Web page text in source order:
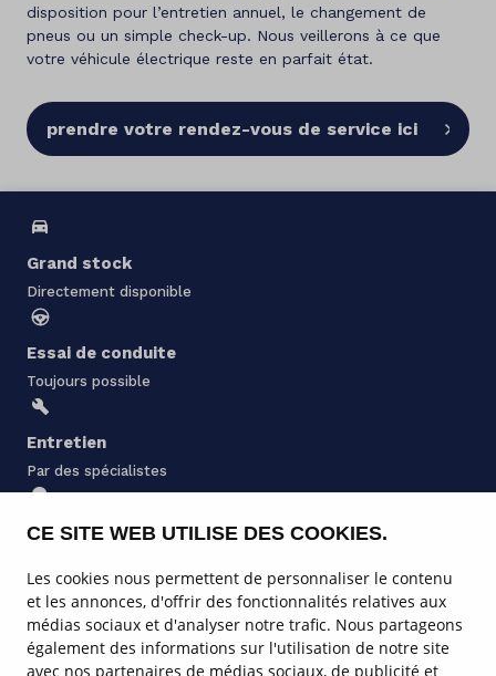
CE SITE WEB UTILISE DES COOKIES.
Les cookies nous permettent de personnaliser le contenu
et les annonces, d'offrir des fonctionnalités relatives aux
médias sociaux et d'analyser notre trafic. Nous partageons
également des informations sur l'utilisation de notre site
avec nos partenaires de médias sociaux, de publicité et
disposition pour l’entretien annuel, le changement de
pneus ou un simple check-up. Nous veillerons à ce que
votre véhicule électrique reste en parfait état.
prendre votre rendez-vous de service ici
Grand stock
Directement disponible
Essai de conduite
Toujours possible
Entretien
Par des spécialistes
Location
Stock de firefly
Service & entretien